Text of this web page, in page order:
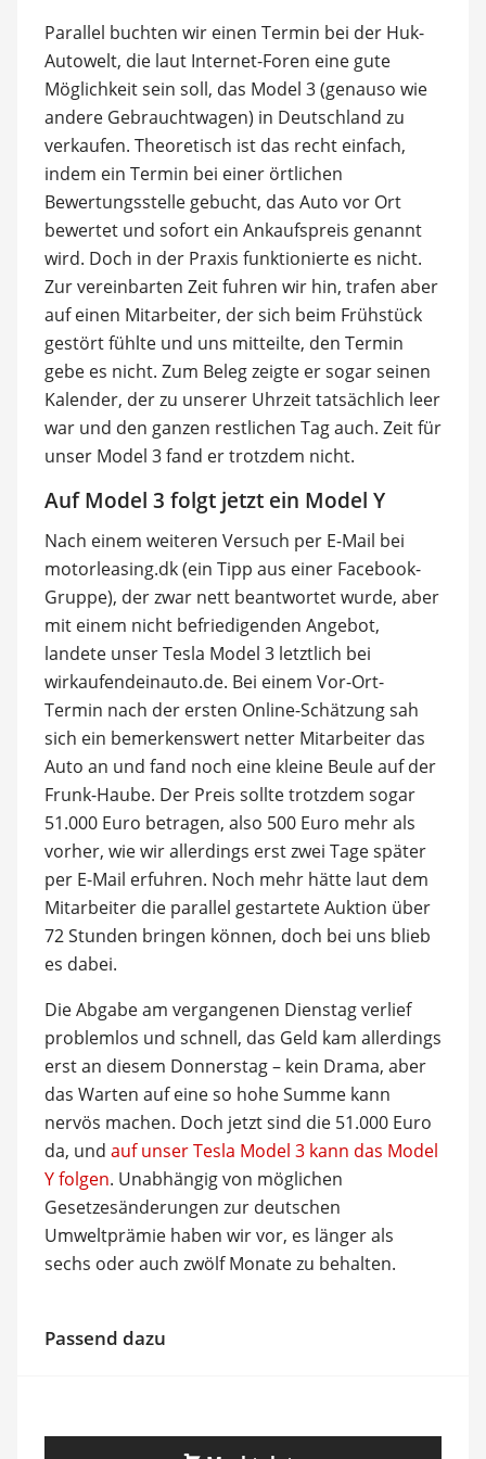
Parallel buchten wir einen Termin bei der Huk-
Autowelt, die laut Internet-Foren eine gute
Möglichkeit sein soll, das Model 3 (genauso wie
andere Gebrauchtwagen) in Deutschland zu
verkaufen. Theoretisch ist das recht einfach,
indem ein Termin bei einer örtlichen
Bewertungsstelle gebucht, das Auto vor Ort
bewertet und sofort ein Ankaufspreis genannt
wird. Doch in der Praxis funktionierte es nicht.
Zur vereinbarten Zeit fuhren wir hin, trafen aber
auf einen Mitarbeiter, der sich beim Frühstück
gestört fühlte und uns mitteilte, den Termin
gebe es nicht. Zum Beleg zeigte er sogar seinen
Kalender, der zu unserer Uhrzeit tatsächlich leer
war und den ganzen restlichen Tag auch. Zeit für
unser Model 3 fand er trotzdem nicht.
Auf Model 3 folgt jetzt ein Model Y
Nach einem weiteren Versuch per E-Mail bei
motorleasing.dk (ein Tipp aus einer Facebook-
Gruppe), der zwar nett beantwortet wurde, aber
mit einem nicht befriedigenden Angebot,
landete unser Tesla Model 3 letztlich bei
wirkaufendeinauto.de. Bei einem Vor-Ort-
Termin nach der ersten Online-Schätzung sah
sich ein bemerkenswert netter Mitarbeiter das
Auto an und fand noch eine kleine Beule auf der
Frunk-Haube. Der Preis sollte trotzdem sogar
51.000 Euro betragen, also 500 Euro mehr als
vorher, wie wir allerdings erst zwei Tage später
per E-Mail erfuhren. Noch mehr hätte laut dem
Mitarbeiter die parallel gestartete Auktion über
72 Stunden bringen können, doch bei uns blieb
es dabei.
Die Abgabe am vergangenen Dienstag verlief
problemlos und schnell, das Geld kam allerdings
erst an diesem Donnerstag – kein Drama, aber
das Warten auf eine so hohe Summe kann
nervös machen. Doch jetzt sind die 51.000 Euro
da, und auf unser Tesla Model 3 kann das Model
Y folgen. Unabhängig von möglichen
Gesetzesänderungen zur deutschen
Umweltprämie haben wir vor, es länger als
sechs oder auch zwölf Monate zu behalten.
Passend dazu